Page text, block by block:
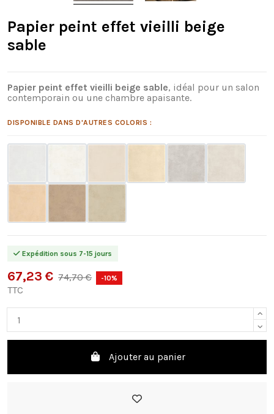
Papier peint effet vieilli beige
sable
Papier peint effet vieilli beige sable, idéal pour un salon
contemporain ou une chambre apaisante.
DISPONIBLE DANS D'AUTRES COLORIS :
Expédition sous 7-15 jours
67,23 € 74,70 € -10%
TTC
Ajouter au panier